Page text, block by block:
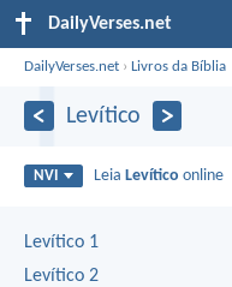
DailyVerses.net
DailyVerses.net ›Livros da Bíblia
Levítico
NVI Leia Levítico online
Levítico 1
Levítico 2